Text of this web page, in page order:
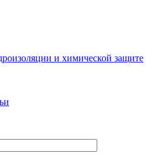
и химической защите